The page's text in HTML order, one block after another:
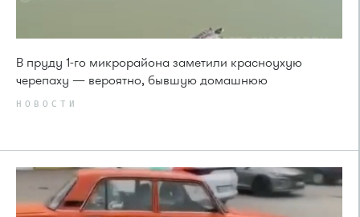
В пруду 1-го микрорайона заметили красноухую
черепаху — вероятно, бывшую домашнюю
НОВОСТИ